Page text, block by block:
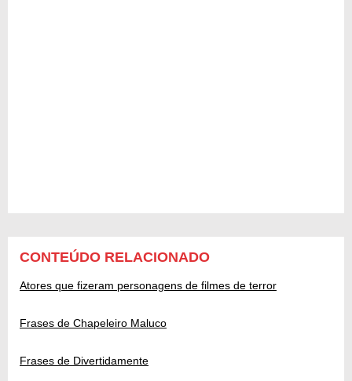
CONTEÚDO RELACIONADO
Atores que fizeram personagens de filmes de terror
Frases de Chapeleiro Maluco
Frases de Divertidamente